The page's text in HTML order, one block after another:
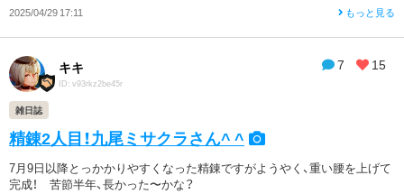
2025/04/29 17:11 もっと見る
7 15
キキ
ID: v93rkz2be45r
雑日誌
精錬2人目！九尾ミサクラさん^ ^
7月9日以降とっかかりやすくなった精錬ですがようやく、重い腰を上げて
完成！ 苦節半年、長かった〜かな？